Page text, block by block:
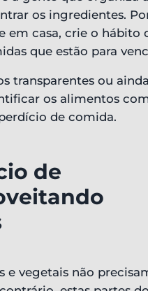
os ingredientes.
em casa, crie o hábito
que estão para
transparentes ou ainda
os alimentos
de comida.
de
e vegetais não